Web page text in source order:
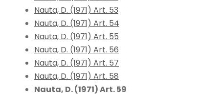
Nauta, D. (1971) Art. 53
Nauta, D. (1971) Art. 54
Nauta, D. (1971) Art. 55
Nauta, D. (1971) Art. 56
Nauta, D. (1971) Art. 57
Nauta, D. (1971) Art. 58
Nauta, D. (1971) Art. 59